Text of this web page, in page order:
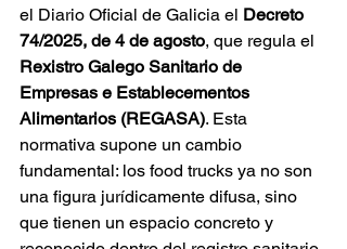
el Diario Oficial de Galicia el Decreto
74/2025, de 4 de agosto, que regula el
Rexistro Galego Sanitario de
Empresas e Establecementos
Alimentarios (REGASA). Esta
normativa supone un cambio
fundamental: los food trucks ya no son
una figura jurídicamente difusa, sino
que tienen un espacio concreto y